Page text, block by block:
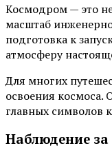
Космодром — это
масштаб
подготовка к
атмосферу
Для многих
освоения космоса.
главных символов
Наблюдение